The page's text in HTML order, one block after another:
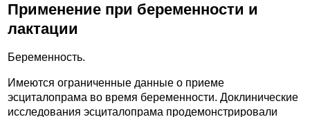
Применение при беременности и
лактации
Беременность.
Имеются ограниченные данные о приеме
эсциталопрама во время беременности. Доклинические
исследования эсциталопрама продемонстрировали